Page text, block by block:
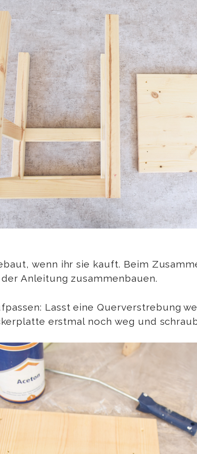
wenn ihr sie kauft. Beim
Anleitung zusammenbauen.
Lasst eine Querverstrebung
erstmal noch weg und